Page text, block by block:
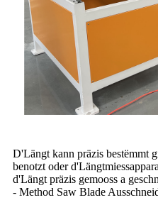
D'Längt kann präzis bestëmmt
benotzt oder
d'Längt präzis gemooss a
- Method Saw Blade